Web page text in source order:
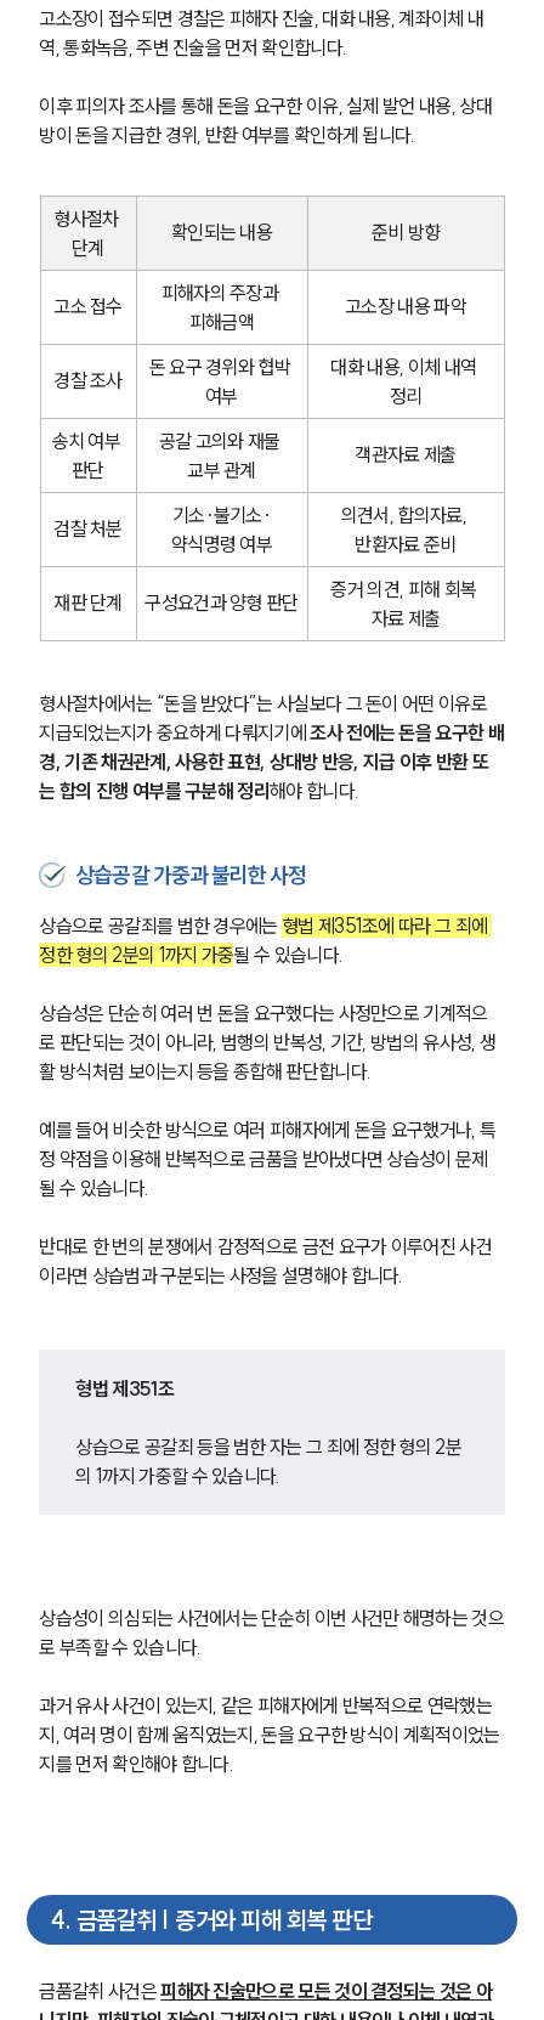
형사전문변호사
소식/자료
공지사항
법률 블로그
뉴스레터/브로슈어
세미나
대륜법률상담예약
대륜법률상담예약
고소장이 접수되면 경찰은 피해자 진술, 대화 내용, 계좌이체 내
역, 통화녹음, 주변 진술을 먼저 확인합니다.
이후 피의자 조사를 통해 돈을 요구한 이유, 실제 발언 내용, 상대
방이 돈을 지급한 경위, 반환 여부를 확인하게 됩니다.
형사절차
단계
확인되는 내용 준비 방향
고소 접수
피해자의 주장과
피해금액
고소장 내용 파악
경찰 조사
돈 요구 경위와 협박
여부
대화 내용, 이체 내역
정리
송치 여부
판단
공갈 고의와 재물
교부 관계
객관자료 제출
검찰 처분
기소·불기소·
약식명령 여부
의견서, 합의자료,
반환자료 준비
재판 단계 구성요건과 양형 판단
증거 의견, 피해 회복
자료 제출
형사절차에서는 “돈을 받았다”는 사실보다 그 돈이 어떤 이유로
지급되었는지가 중요하게 다뤄지기에 조사 전에는 돈을 요구한 배
경, 기존 채권관계, 사용한 표현, 상대방 반응, 지급 이후 반환 또
는 합의 진행 여부를 구분해 정리해야 합니다.
상습공갈 가중과 불리한 사정
상습으로 공갈죄를 범한 경우에는 형법 제351조에 따라 그 죄에
정한 형의 2분의 1까지 가중될 수 있습니다.
상습성은 단순히 여러 번 돈을 요구했다는 사정만으로 기계적으
로 판단되는 것이 아니라, 범행의 반복성, 기간, 방법의 유사성, 생
활 방식처럼 보이는지 등을 종합해 판단합니다.
예를 들어 비슷한 방식으로 여러 피해자에게 돈을 요구했거나, 특
정 약점을 이용해 반복적으로 금품을 받아냈다면 상습성이 문제
될 수 있습니다.
반대로 한 번의 분쟁에서 감정적으로 금전 요구가 이루어진 사건
이라면 상습범과 구분되는 사정을 설명해야 합니다.
형법 제351조
상습으로 공갈죄 등을 범한 자는 그 죄에 정한 형의 2분
의 1까지 가중할 수 있습니다.
상습성이 의심되는 사건에서는 단순히 이번 사건만 해명하는 것으
로 부족할 수 있습니다.
과거 유사 사건이 있는지, 같은 피해자에게 반복적으로 연락했는
지, 여러 명이 함께 움직였는지, 돈을 요구한 방식이 계획적이었는
지를 먼저 확인해야 합니다.
4. 금품갈취 | 증거와 피해 회복 판단
금품갈취 사건은 피해자 진술만으로 모든 것이 결정되는 것은 아